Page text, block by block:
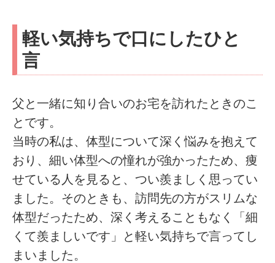
軽い気持ちで口にしたひと
言
父と一緒に知り合いのお宅を訪れたときのこ
とです。
当時の私は、体型について深く悩みを抱えて
おり、細い体型への憧れが強かったため、痩
せている人を見ると、つい羨ましく思ってい
ました。そのときも、訪問先の方がスリムな
体型だったため、深く考えることもなく「細
くて羨ましいです」と軽い気持ちで言ってし
まいました。